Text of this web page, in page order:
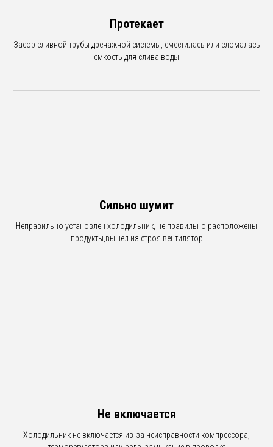
Протекает
Засор сливной трубы дренажной системы, сместилась или сломалась
емкость для слива воды
Сильно шумит
Неправильно установлен холодильник, не правильно расположены
продукты,вышел из строя вентилятор
Не включается
Холодильник не включается из-за неисправности компрессора,